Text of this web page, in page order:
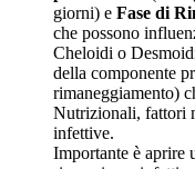
giorni) e Fase di
che possono
Cheloidi o
della componente
rimaneggiamento)
Nutrizionali, fattori
infettive.
Importante è aprire